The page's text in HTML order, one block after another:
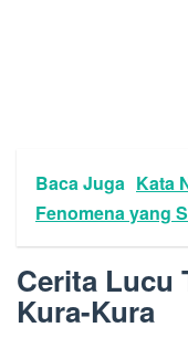
Baca Juga Kata
Fenomena yang
Cerita Lucu
Kura-Kura